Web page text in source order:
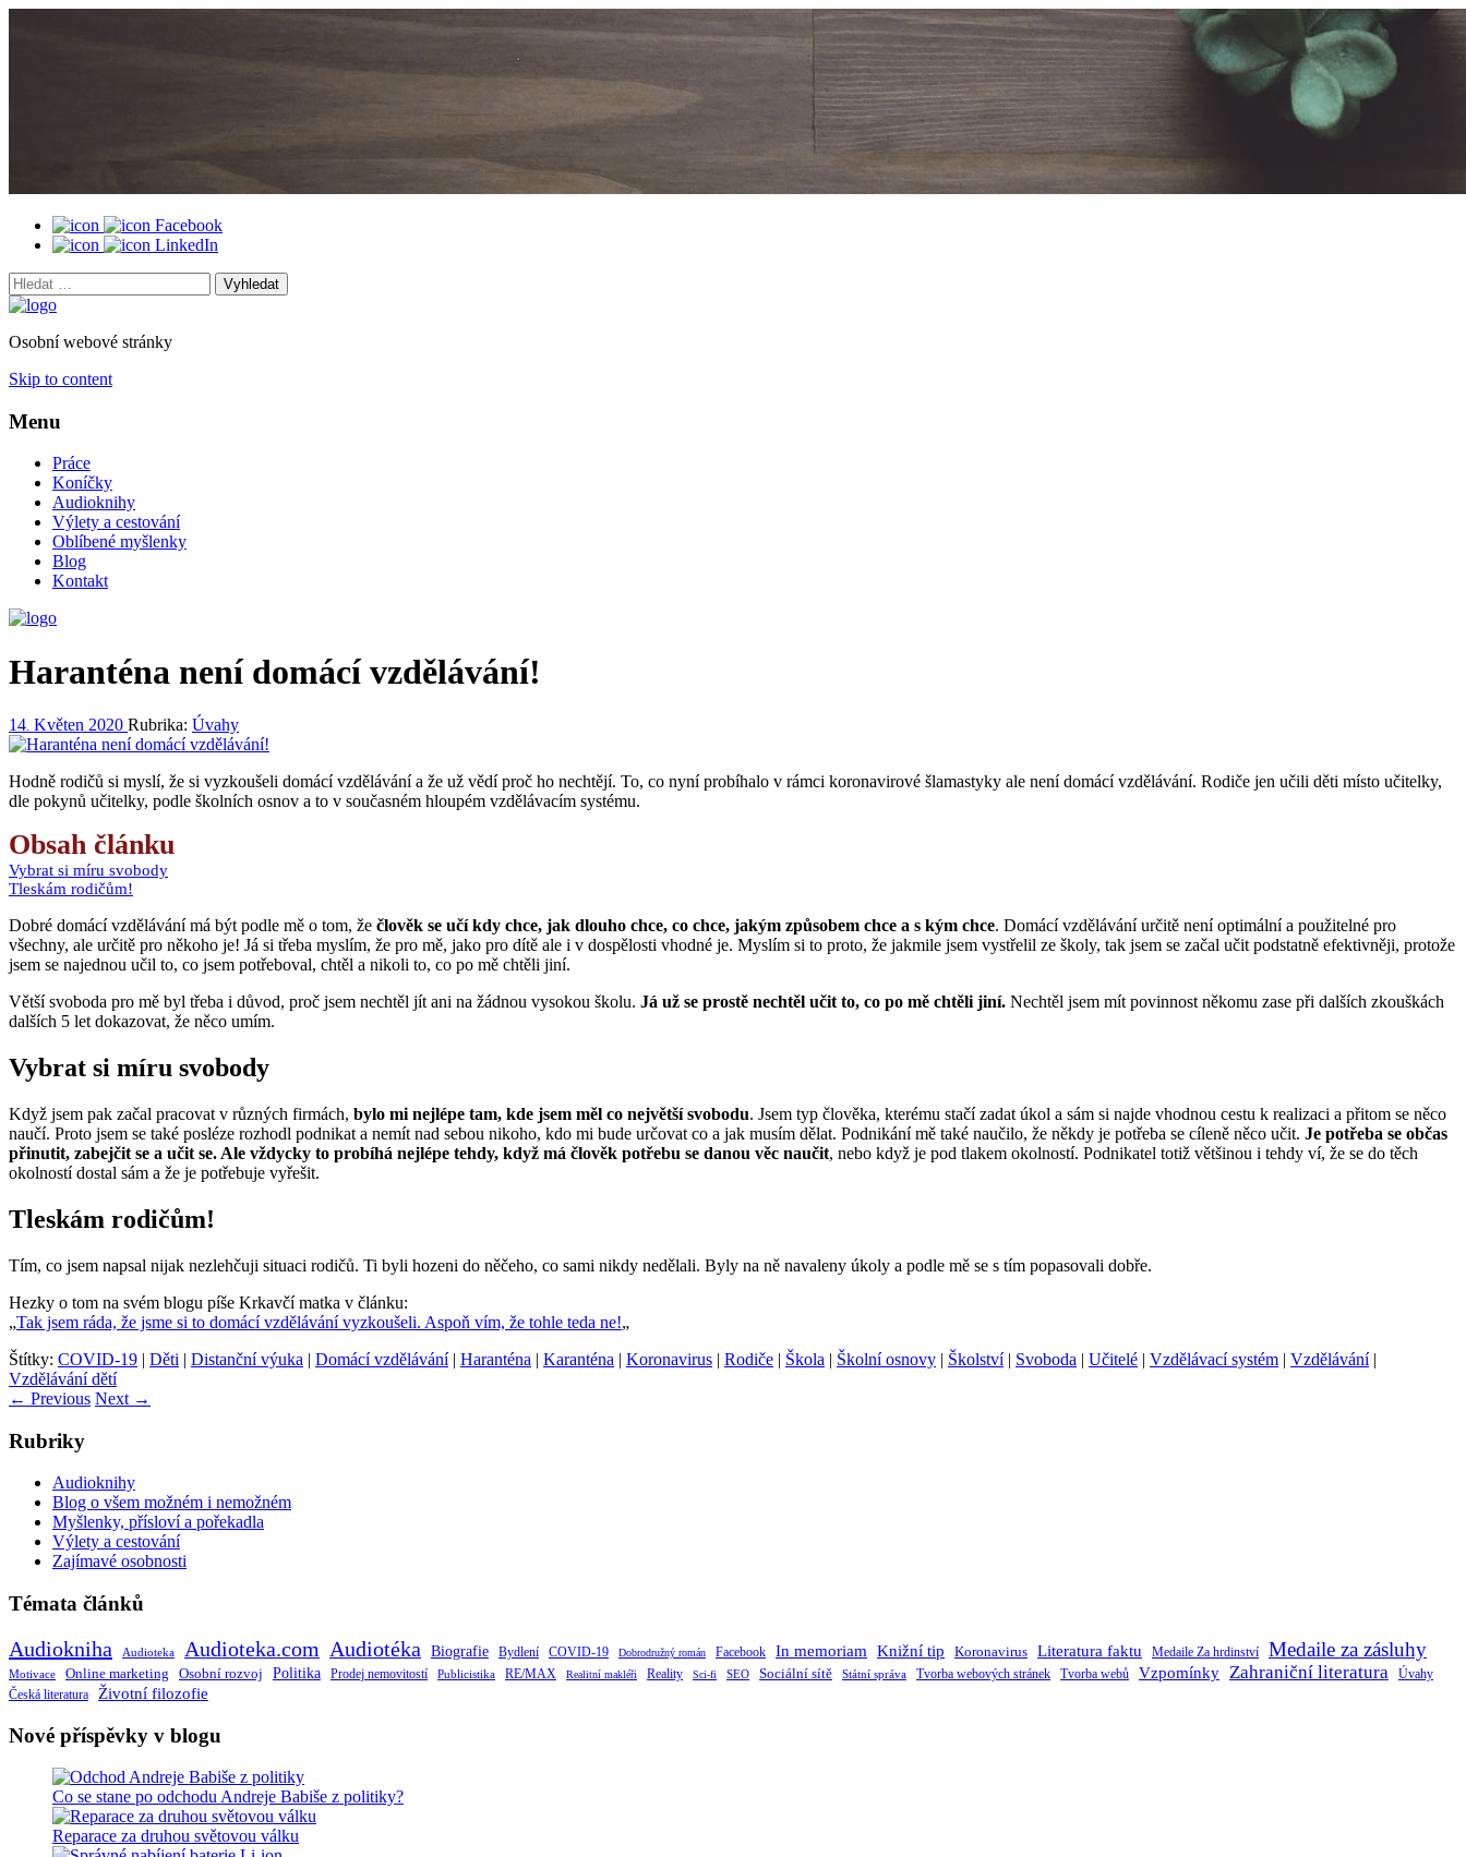
Facebook
LinkedIn
Vyhledat:
Osobní webové stránky
Skip to content
Menu
Práce
Koníčky
Audioknihy
Výlety a cestování
Oblíbené myšlenky
Blog
Kontakt
Haranténa není domácí vzdělávání!
14. Květen 2020 Rubrika: Úvahy
Hodně rodičů si myslí, že si vyzkoušeli domácí vzdělávání a že už vědí proč ho nechtějí. To, co nyní probíhalo v rámci koronavirové šlamastyky ale není domácí vzdělávání. Rodiče jen učili děti místo učitelky,
dle pokynů učitelky, podle školních osnov a to v současném hloupém vzdělávacím systému.
Obsah článku
Vybrat si míru svobody
Tleskám rodičům!
Dobré domácí vzdělávání má být podle mě o tom, že člověk se učí kdy chce, jak dlouho chce, co chce, jakým způsobem chce a s kým chce. Domácí vzdělávání určitě není optimální a použitelné pro
všechny, ale určitě pro někoho je! Já si třeba myslím, že pro mě, jako pro dítě ale i v dospělosti vhodné je. Myslím si to proto, že jakmile jsem vystřelil ze školy, tak jsem se začal učit podstatně efektivněji, protože
jsem se najednou učil to, co jsem potřeboval, chtěl a nikoli to, co po mě chtěli jiní.
Větší svoboda pro mě byl třeba i důvod, proč jsem nechtěl jít ani na žádnou vysokou školu. Já už se prostě nechtěl učit to, co po mě chtěli jiní. Nechtěl jsem mít povinnost někomu zase při dalších zkouškách
dalších 5 let dokazovat, že něco umím.
Vybrat si míru svobody
Když jsem pak začal pracovat v různých firmách, bylo mi nejlépe tam, kde jsem měl co největší svobodu. Jsem typ člověka, kterému stačí zadat úkol a sám si najde vhodnou cestu k realizaci a přitom se něco
naučí. Proto jsem se také posléze rozhodl podnikat a nemít nad sebou nikoho, kdo mi bude určovat co a jak musím dělat. Podnikání mě také naučilo, že někdy je potřeba se cíleně něco učit. Je potřeba se občas
přinutit, zabejčit se a učit se. Ale vždycky to probíhá nejlépe tehdy, když má člověk potřebu se danou věc naučit, nebo když je pod tlakem okolností. Podnikatel totiž většinou i tehdy ví, že se do těch
okolností dostal sám a že je potřebuje vyřešit.
Tleskám rodičům!
Tím, co jsem napsal nijak nezlehčuji situaci rodičů. Ti byli hozeni do něčeho, co sami nikdy nedělali. Byly na ně navaleny úkoly a podle mě se s tím popasovali dobře.
Hezky o tom na svém blogu píše Krkavčí matka v článku:
„Tak jsem ráda, že jsme si to domácí vzdělávání vyzkoušeli. Aspoň vím, že tohle teda ne!„
Štítky: COVID-19 | Děti | Distanční výuka | Domácí vzdělávání| Haranténa | Karanténa | Koronavirus | Rodiče | Škola | Školní osnovy | Školství| Svoboda | Učitelé | Vzdělávací systém | Vzdělávání|
Vzdělávání dětí
← Previous Next →
Rubriky
Audioknihy
Blog o všem možném i nemožném
Myšlenky, přísloví a pořekadla
Výlety a cestování
Zajímavé osobnosti
Témata článků
Audiokniha Audioteka Audioteka.com Audiotéka Biografie Bydlení COVID-19 Dobrodružný román Facebook In memoriam Knižní tip Koronavirus Literatura faktu Medaile Za hrdinství Medaile za zásluhy
Motivace Online marketing Osobní rozvoj Politika Prodej nemovitostí Publicistika RE/MAX Realitní makléři Reality Sci-fi SEO Sociální sítě Státní správa Tvorba webových stránek Tvorba webů Vzpomínky Zahraniční literatura Úvahy
Česká literatura Životní filozofie
Nové příspěvky v blogu
Co se stane po odchodu Andreje Babiše z politiky?
Reparace za druhou světovou válku